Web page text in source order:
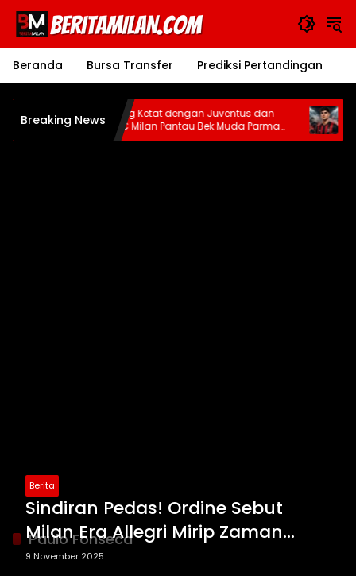
Langsung
konten
Beranda
Bursa Transfer Prediksi Pertandingan
Breaking NewsBersaing Ketat dengan Juventus dan
PSG, AC Milan Pantau Bek Muda Parma
Alessandro Circati
AC
Paulo Fonseca
Berita
Sindiran Pedas! Ordine Sebut
Milan Era Allegri Mirip Zaman
Fonseca
9 November 2025